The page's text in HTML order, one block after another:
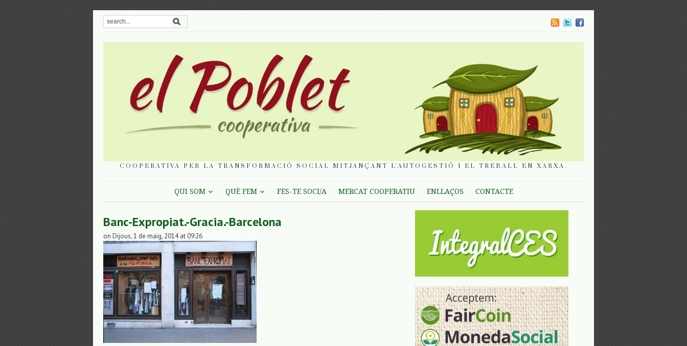
COOPERATIVA PER LA TRANSFORMACIÓ SOCIAL MITJANÇANT L'AUTOGESTIÓ I EL TREBALL EN XARXA.
QUI SOM QUÈ FEM FES-TE SOCI/A MERCAT COOPERATIU ENLLAÇOS CONTACTE
Banc-Expropiat.-Gracia.-Barcelona
on Dijous, 1 de maig, 2014 at 09:26